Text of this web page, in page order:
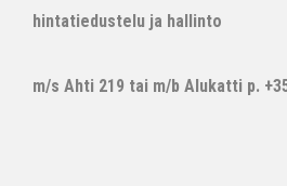
hintatiedustelu ja hallinto
m/s Ahti 219 tai m/b Alukatti p.